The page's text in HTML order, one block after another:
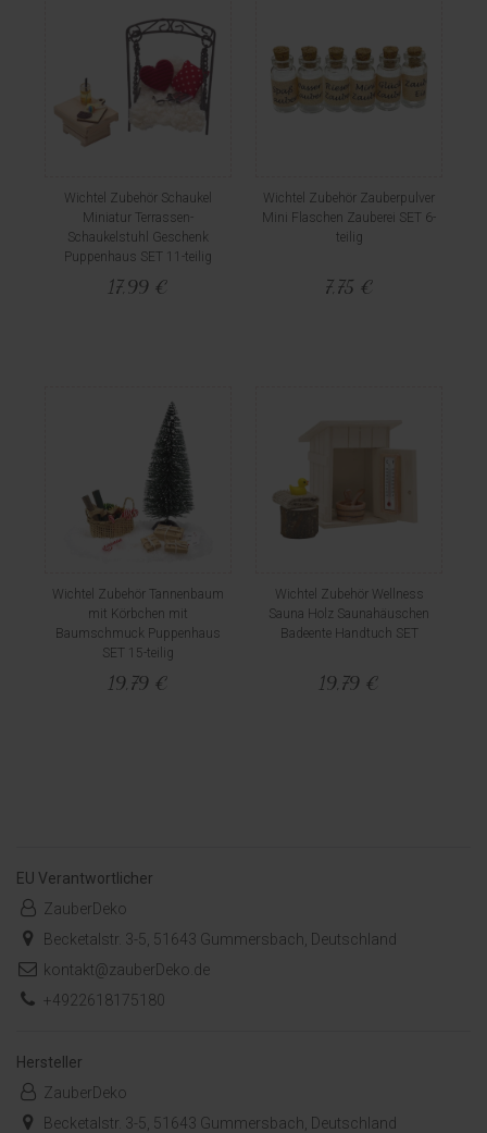
Wichtel Zubehör Schaukel
Miniatur Terrassen-
Schaukelstuhl Geschenk
Puppenhaus SET 11-teilig
17,99 €
Wichtel Zubehör Zauberpulver
Mini Flaschen Zauberei SET 6-
teilig
7,75 €
Wichtel Zubehör Tannenbaum
mit Körbchen mit
Baumschmuck Puppenhaus
SET 15-teilig
19,79 €
Wichtel Zubehör Wellness
Sauna Holz Saunahäuschen
Badeente Handtuch SET
19,79 €
EU Verantwortlicher
ZauberDeko
Becketalstr. 3-5, 51643 Gummersbach, Deutschland
kontakt@zauberDeko.de
+4922618175180
Hersteller
ZauberDeko
Becketalstr. 3-5, 51643 Gummersbach, Deutschland